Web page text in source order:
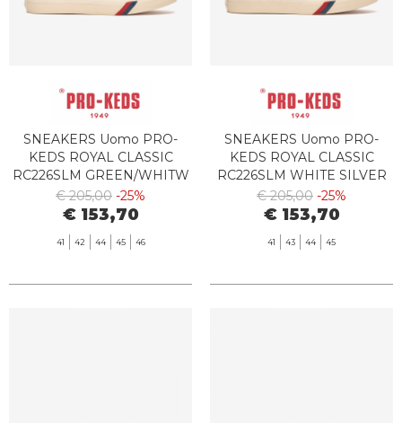
SNEAKERS Uomo PRO-
KEDS ROYAL CLASSIC
RC226SLM GREEN/WHITW
€ 205,00 -25%
€ 153,70
41 42 44 45 46
SNEAKERS Uomo PRO-
KEDS ROYAL CLASSIC
RC226SLM WHITE SILVER
€ 205,00 -25%
€ 153,70
41 43 44 45